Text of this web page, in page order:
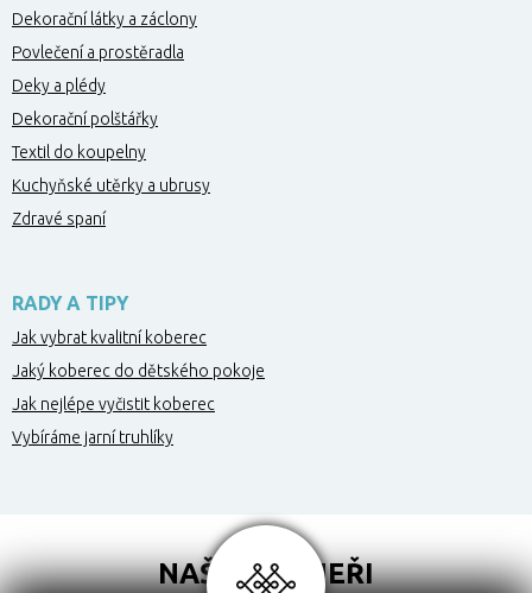
Dekorační látky a záclony
Povlečení a prostěradla
Deky a plédy
Dekorační polštářky
Textil do koupelny
Kuchyňské utěrky a ubrusy
Zdravé spaní
RADY A TIPY
Jak vybrat kvalitní koberec
Jaký koberec do dětského pokoje
Jak nejlépe vyčistit koberec
Vybíráme jarní truhlíky
NAŠI PARTNEŘI